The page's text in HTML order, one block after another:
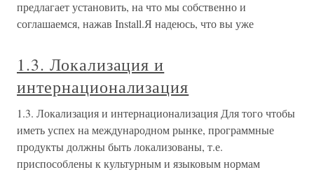
предлагает установить, на что мы собственно и
соглашаемся, нажав Install.Я надеюсь, что вы уже
1.3. Локализация и
интернационализация
1.3. Локализация и интернационализация Для того чтобы
иметь успех на международном рынке, программные
продукты должны быть локализованы, т.е.
приспособлены к культурным и языковым нормам